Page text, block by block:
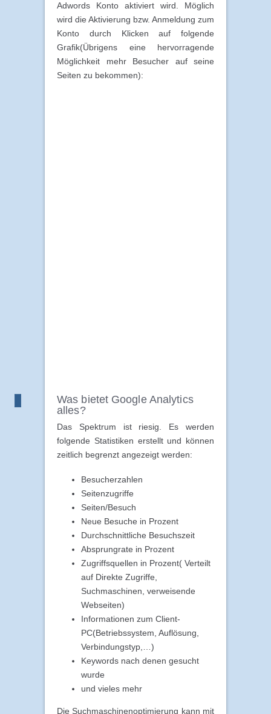
Adwords Konto aktiviert wird. Möglich
wird die Aktivierung bzw. Anmeldung zum
Konto durch Klicken auf folgende
Grafik(Übrigens eine hervorragende
Möglichkeit mehr Besucher auf seine
Seiten zu bekommen):
Was bietet Google Analytics
alles?
Das Spektrum ist riesig. Es werden
folgende Statistiken erstellt und können
zeitlich begrenzt angezeigt werden:
Besucherzahlen
Seitenzugriffe
Seiten/Besuch
Neue Besuche in Prozent
Durchschnittliche Besuchszeit
Absprungrate in Prozent
Zugriffsquellen in Prozent( Verteilt
auf Direkte Zugriffe,
Suchmaschinen, verweisende
Webseiten)
Informationen zum Client-
PC(Betriebssystem, Auflösung,
Verbindungstyp,…)
Keywords nach denen gesucht
wurde
und vieles mehr
Die Suchmaschinenoptimierung kann mit